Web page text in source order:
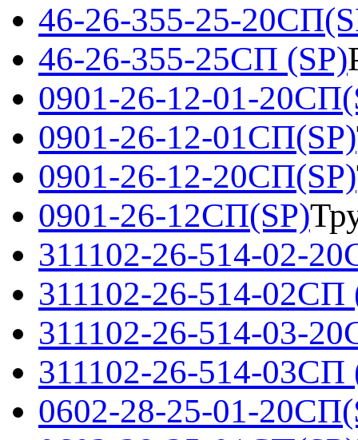
46-26-355-25-
46-26-355-25СП (SP)
0901-26-12-01-
0901-26-12-01СП(SP)
0901-26-12-20СП(SP)
0901-26-12СП(SP)
311102-26-514-02-
311102-26-514-02СП
311102-26-514-03-
311102-26-514-03СП
0602-28-25-01-